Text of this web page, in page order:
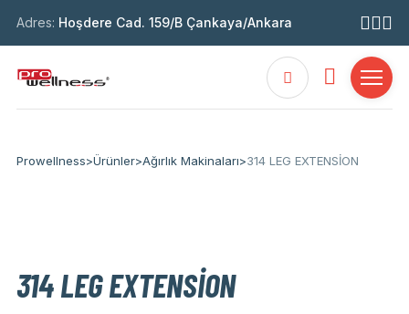
Adres: Hoşdere Cad. 159/B Çankaya/Ankara
Prowellness>Ürünler>Ağırlık Makinaları>314 LEG EXTENSİON
314 LEG EXTENSİON